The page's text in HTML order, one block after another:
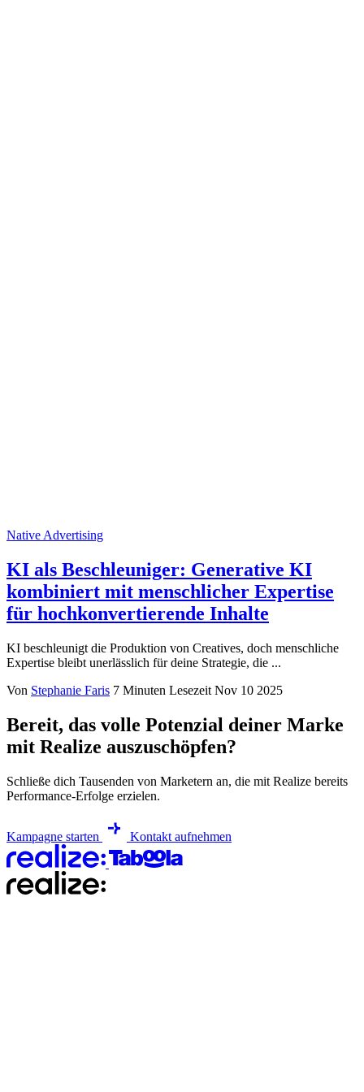
Native Advertising
KI als Beschleuniger: Generative KI
kombiniert mit menschlicher Expertise
für hochkonvertierende Inhalte
KI beschleunigt die Produktion von Creatives, doch menschliche
Expertise bleibt unerlässlich für deine Strategie, die ...
Von Stephanie Faris 7 Minuten Lesezeit Nov 10 2025
Bereit, das volle Potenzial deiner Marke
mit Realize auszuschöpfen?
Schließe dich Tausenden von Marketern an, die mit Realize bereits
Performance-Erfolge erzielen.
Kampagne starten Kontakt aufnehmen